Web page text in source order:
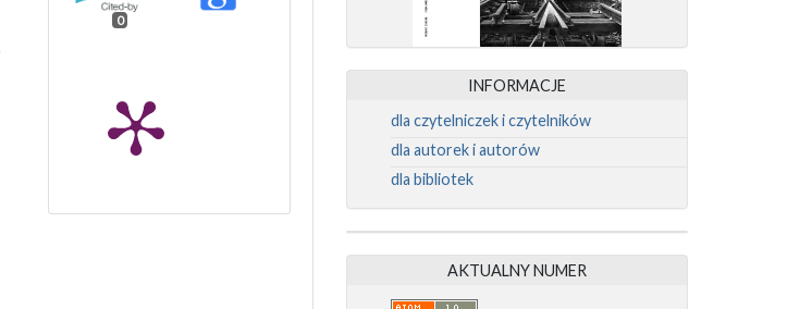
0
INFORMACJE
dla czytelniczek i czytelników
dla autorek i autorów
dla bibliotek
AKTUALNY NUMER